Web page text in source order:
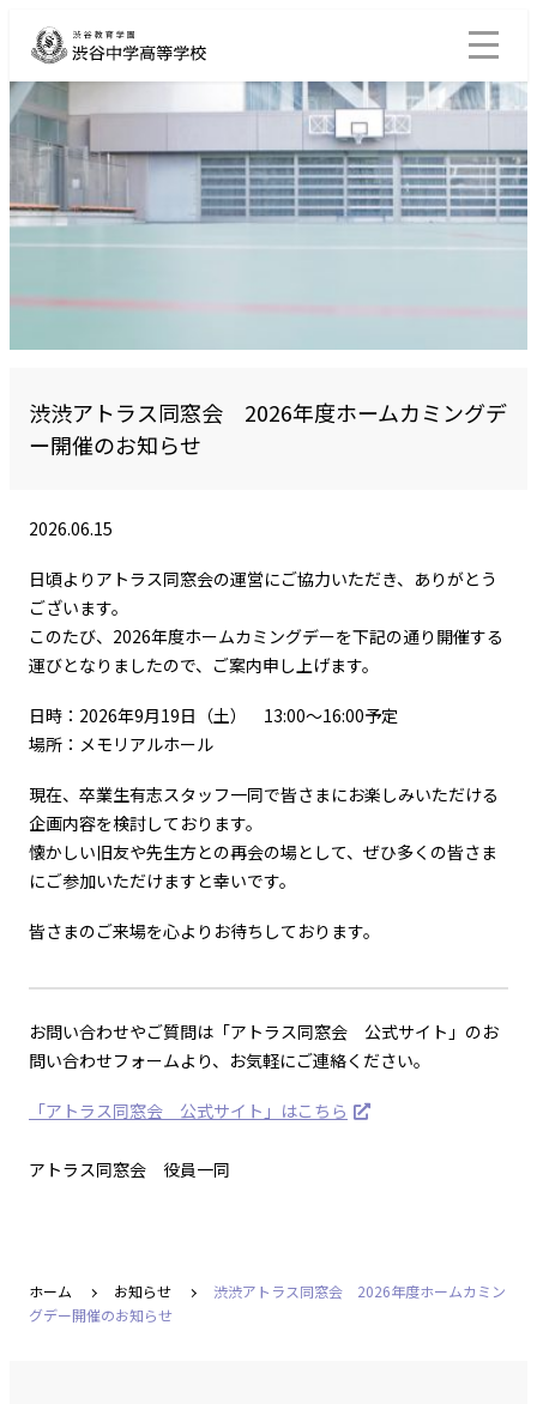
渋渋アトラス同窓会 2026年度ホームカミングデ
ー開催のお知らせ
2026.06.15
日頃よりアトラス同窓会の運営にご協力いただき、ありがとう
ございます。
このたび、2026年度ホームカミングデーを下記の通り開催する
運びとなりましたので、ご案内申し上げます。
日時：2026年9月19日（土） 13:00〜16:00予定
場所：メモリアルホール
現在、卒業生有志スタッフ一同で皆さまにお楽しみいただける
企画内容を検討しております。
懐かしい旧友や先生方との再会の場として、ぜひ多くの皆さま
にご参加いただけますと幸いです。
皆さまのご来場を心よりお待ちしております。
お問い合わせやご質問は「アトラス同窓会 公式サイト」のお
問い合わせフォームより、お気軽にご連絡ください。
「アトラス同窓会 公式サイト」はこちら
アトラス同窓会 役員一同
ホーム お知らせ
渋渋アトラス同窓会 2026年度ホームカミン
グデー開催のお知らせ